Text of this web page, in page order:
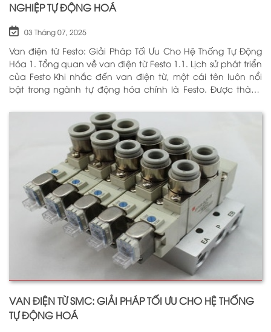
NGHIỆP TỰ ĐỘNG HOÁ
03 Tháng 07, 2025
Van điện từ Festo: Giải Pháp Tối Ưu Cho Hệ Thống Tự Động
Hóa 1. Tổng quan về van điện từ Festo 1.1. Lịch sử phát triển
của Festo Khi nhắc đến van điện từ, một cái tên luôn nổi
bật trong ngành tự động hóa chính là Festo. Được thành
VAN ĐIỆN TỪ SMC: GIẢI PHÁP TỐI ƯU CHO HỆ THỐNG
TỰ ĐỘNG HOÁ